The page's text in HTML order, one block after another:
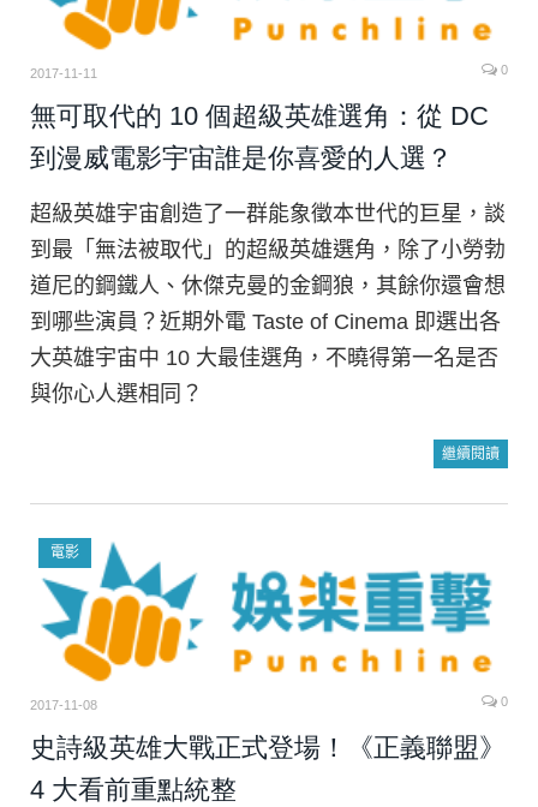
2017-11-11 0
無可取代的 10 個超級英雄選角：從 DC
到漫威電影宇宙誰是你喜愛的人選？
超級英雄宇宙創造了一群能象徵本世代的巨星，談
到最「無法被取代」的超級英雄選角，除了小勞勃
道尼的鋼鐵人、休傑克曼的金鋼狼，其餘你還會想
到哪些演員？近期外電 Taste of Cinema 即選出各
大英雄宇宙中 10 大最佳選角，不曉得第一名是否
與你心人選相同？
繼續閱讀
電影
2017-11-08 0
史詩級英雄大戰正式登場！《正義聯盟》
4 大看前重點統整